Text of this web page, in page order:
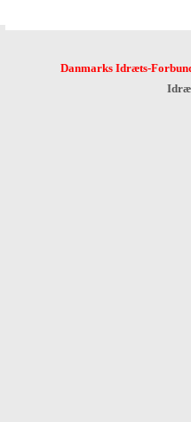
Danmarks Idræts-